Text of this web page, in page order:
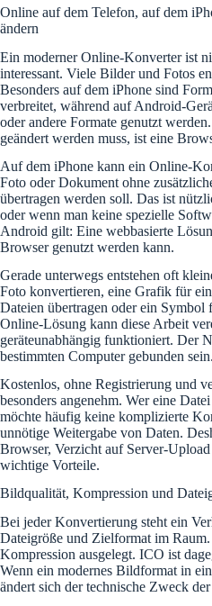
Online auf dem Telefon, auf dem
ändern
Ein moderner Online-Konverter ist
interessant. Viele Bilder und Fotos
Besonders auf dem iPhone sind
verbreitet, während auf Android-
oder andere Formate genutzt
geändert werden muss, ist eine
Auf dem iPhone kann ein Online-
Foto oder Dokument ohne
übertragen werden soll. Das ist
oder wenn man keine spezielle
Android gilt: Eine webbasierte
Browser genutzt werden kann.
Gerade unterwegs entstehen oft
Foto konvertieren, eine Grafik für
Dateien übertragen oder ein Symbol
Online-Lösung kann diese Arbeit
geräteunabhängig funktioniert. Der
bestimmten Computer gebunden sein.
Kostenlos, ohne Registrierung und
besonders angenehm. Wer eine
möchte häufig keine komplizierte
unnötige Weitergabe von Daten.
Browser, Verzicht auf Server-
wichtige Vorteile.
Bildqualität, Kompression und
Bei jeder Konvertierung steht ein
Dateigröße und Zielformat im
Kompression ausgelegt. ICO ist
Wenn ein modernes Bildformat in
ändert sich der technische Zweck